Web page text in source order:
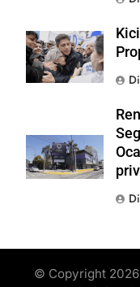
© Copyright 2026